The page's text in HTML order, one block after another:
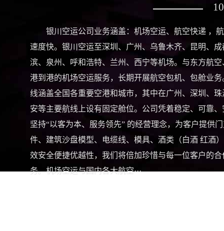
银川空运公司业务涵盖：机场空运、航空快递 ，航
速度快。银川空运至深圳、广州、乌鲁木齐、昆明、
滨、泉州、呼和浩特、兰州、西宁等机场。与东方航
港到港的机场空运服务，长期开展航空包机、包舱业
线涵盖全国各重要空港和城市，其中在广州、深圳、
安等主要航线上设有固定舱位。公司凭着稳定、可靠
坚持“以客为本、服务领先” 的经营理念，为客户提供
件、建筑沙盘模型、电缆线、模具、酒类（白酒 红酒
效安全便捷优越性，我们将倍加珍惜与每一位客户的
务。机场空运与国内各大航空···